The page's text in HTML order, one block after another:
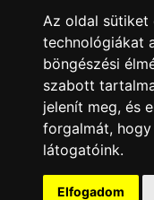
Az oldal sütiket
technológiákat
böngészési
szabott
jelenít meg, és
forgalmát,
látogatóink.
Elfogadom
Hirdetésfeladás